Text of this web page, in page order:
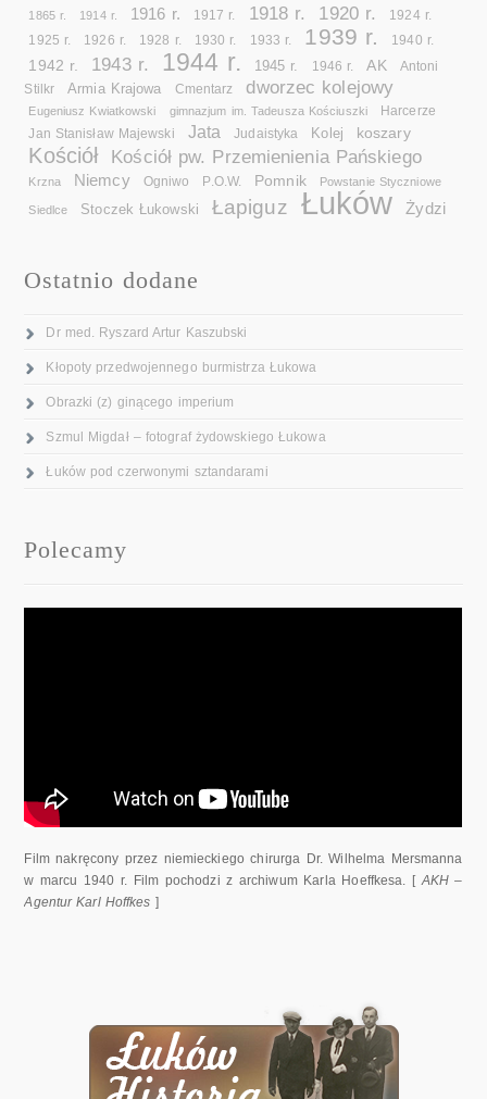
1865 r. 1914 r. 1916 r. 1917 r. 1918 r. 1920 r. 1924 r.
1925 r. 1926 r. 1928 r. 1930 r. 1933 r. 1939 r. 1940 r.
1942 r. 1943 r. 1944 r. 1945 r. 1946 r. AK
Antoni
Stilkr
Armia Krajowa Cmentarz dworzec kolejowy
Eugeniusz Kwiatkowski gimnazjum im. Tadeusza Kościuszki Harcerze
Jan Stanisław Majewski Jata Judaistyka Kolej koszary
Kościół Kościół pw. Przemienienia Pańskiego
Krzna Niemcy Ogniwo P.O.W. Pomnik Powstanie Styczniowe
Siedlce Stoczek Łukowski Łapiguz Łuków Żydzi
Ostatnio dodane
Dr med. Ryszard Artur Kaszubski
Kłopoty przedwojennego burmistrza Łukowa
Obrazki (z) ginącego imperium
Szmul Migdał – fotograf żydowskiego Łukowa
Łuków pod czerwonymi sztandarami
Polecamy
Film nakręcony przez niemieckiego chirurga Dr. Wilhelma Mersmanna
w marcu 1940 r. Film pochodzi z archiwum Karla Hoeffkesa. [AKH –
Agentur Karl Hoffkes ]